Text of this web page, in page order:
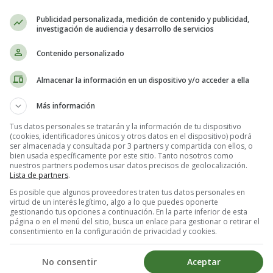
Taller de matemáticas .Problemas de sumar, restar y multiplicar
tenía 784 vacas y vendió a otra granja 243. ¿Cuántas vacas se quedó
Publicidad personalizada, medición de contenido y publicidad,
investigación de audiencia y desarrollo de servicios
Contenido personalizado
Almacenar la información en un dispositivo y/o acceder a ella
Más información
Tus datos personales se tratarán y la información de tu dispositivo
(cookies, identificadores únicos y otros datos en el dispositivo) podrá
ser almacenada y consultada por 3 partners y compartida con ellos, o
bien usada específicamente por este sitio. Tanto nosotros como
nuestros partners podemos usar datos precisos de geolocalización.
Lista de partners.
Es posible que algunos proveedores traten tus datos personales en
virtud de un interés legítimo, algo a lo que puedes oponerte
gestionando tus opciones a continuación. En la parte inferior de esta
página o en el menú del sitio, busca un enlace para gestionar o retirar el
consentimiento en la configuración de privacidad y cookies.
Aceptar
No consentir